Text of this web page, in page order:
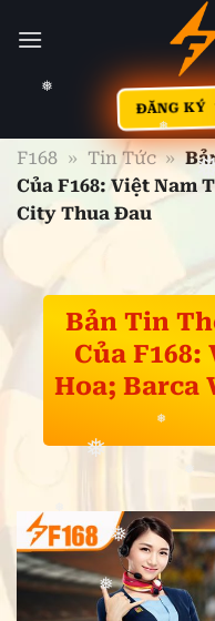
❅
❅
❅
❅
❅
❅
qua
dung
ĐĂNG KÝ
F168 » Tin Tức »
Của F168: Việt Nam
City Thua Đau
Bản Tin
Của
Hoa; Barca